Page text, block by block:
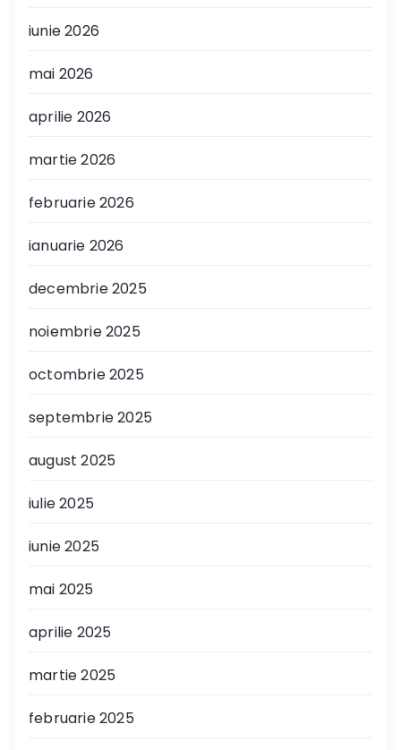
iunie 2026
mai 2026
aprilie 2026
martie 2026
februarie 2026
ianuarie 2026
decembrie 2025
noiembrie 2025
octombrie 2025
septembrie 2025
august 2025
iulie 2025
iunie 2025
mai 2025
aprilie 2025
martie 2025
februarie 2025